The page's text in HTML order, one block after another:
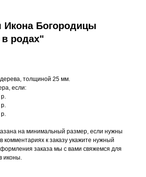
Икона Богородицы
родах"
дерева, толщиной 25 мм.
если:
на минимальный размер, если нужны
комментариях к заказу укажите нужный
заказа мы с вами свяжемся для
иконы.